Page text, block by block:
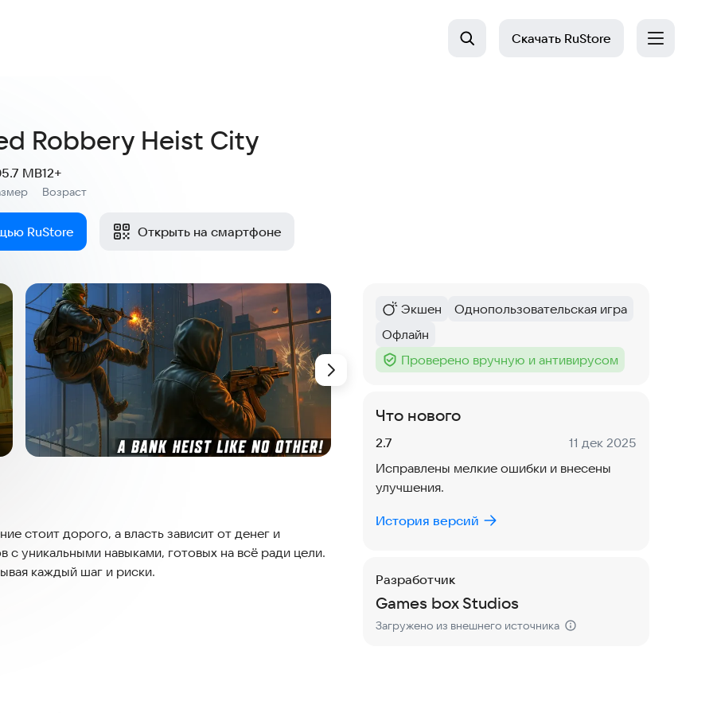
Скачать RuStore
Robbery Heist City
MB
Возраст
12+
RuStore Открыть на смартфоне
стоит дорого, а власть зависит от денег и
уникальными навыками, готовых на всё ради цели.
каждый шаг и риски.
и вражескими бандами. Используйте разное
и снайперских винтовок, чтобы победить врагов и
и контролируя незаконную деятельность.
Категория
Экшен
Тег:
Однопользовательская игра
Тег:
Офлайн
Тег :
Проверено вручную и антивирусом
Что нового
Версия:
2.7 Дата:
11 дек 2025
Исправлены мелкие ошибки и внесены
улучшения.
История версий
Разработчик
Games box Studios
Загружено из внешнего источника